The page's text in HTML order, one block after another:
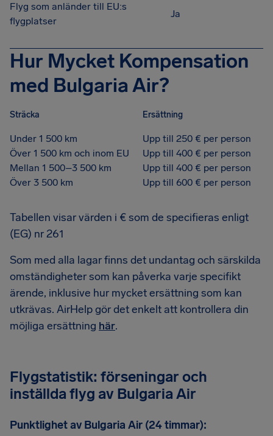
Flyg som anländer till EU:s
flygplatser
Ja
Hur Mycket Kompensation
med Bulgaria Air?
Sträcka Ersättning
Under 1 500 km
Upp till 250 € per person
Över 1 500 km och inom EU
Upp till 400 € per person
Mellan 1 500–3 500 km
Upp till 400 € per person
Över 3 500 km
Upp till 600 € per person
Tabellen visar värden i € som de specifieras enligt
(EG) nr 261
Som med alla lagar finns det undantag och särskilda
omständigheter som kan påverka varje specifikt
ärende, inklusive hur mycket ersättning som kan
utkrävas. AirHelp gör det enkelt att kontrollera din
möjliga ersättning här.
Flygstatistik: förseningar och
inställda flyg av Bulgaria Air
Punktlighet av Bulgaria Air (24 timmar):